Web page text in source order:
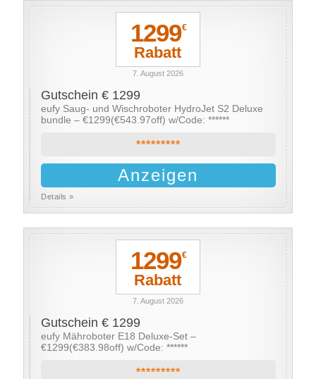
1299€
Rabatt
7. August 2026
Gutschein € 1299
eufy Saug- und Wischroboter HydroJet S2 Deluxe
bundle – €1299(€543.97off) w/Code: ******
*********
Anzeigen
Details »
1299€
Rabatt
7. August 2026
Gutschein € 1299
eufy Mähroboter E18 Deluxe-Set –
€1299(€383.98off) w/Code: ******
*********